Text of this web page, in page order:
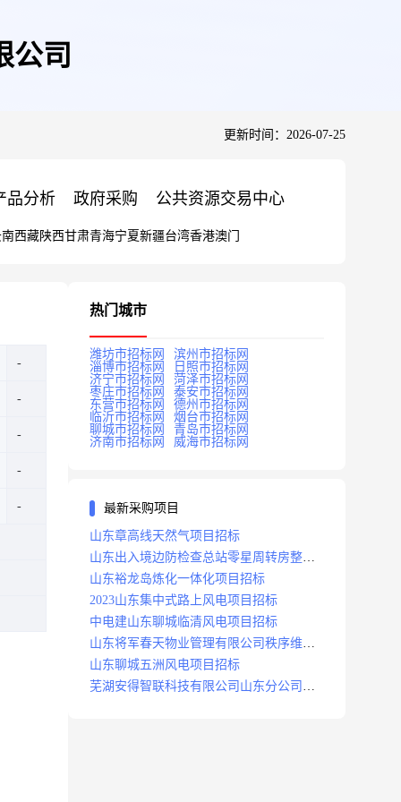
公司
更新时间：2026-07-25
品分析 政府采购 公共资源交易中心
西藏陕西甘肃青海宁夏新疆台湾香港澳门
热门城市
潍坊市招标网
滨州市招标网
淄博市招标网
日照市招标网
济宁市招标网
菏泽市招标网
枣庄市招标网
泰安市招标网
东营市招标网
德州市招标网
临沂市招标网
烟台市招标网
聊城市招标网
青岛市招标网
济南市招标网
威海市招标网
最新采购项目
山东章高线天然气项目招标
山东出入境边防检查总站零星周转房整修
项目招标中标
山东裕龙岛炼化一体化项目招标
2023山东集中式路上风电项目招标
中电建山东聊城临清风电项目招标
山东将军春天物业管理有限公司秩序维护
服务项目招标公告
山东聊城五洲风电项目招标
芜湖安得智联科技有限公司山东分公司济